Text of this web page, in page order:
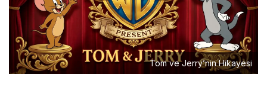
Tom ve Jerry’nin Hikayesi